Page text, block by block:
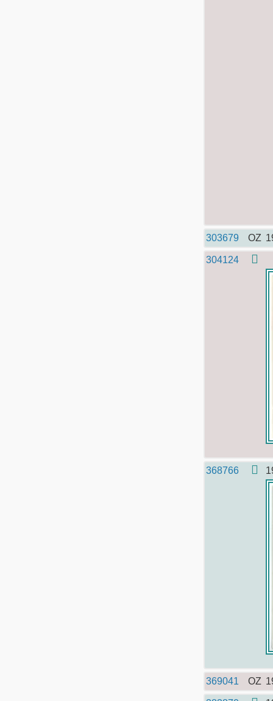
303679 OZ
304124
368766
369041 OZ